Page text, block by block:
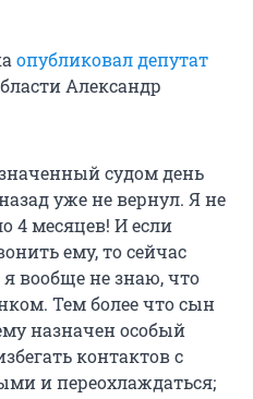
опубликовал депутат
Александр
судом день
уже не вернул. Я не
4 месяцев! И если
ему, то сейчас
вообще не знаю, что
Тем более что сын
назначен особый
контактов с
и переохлаждаться;